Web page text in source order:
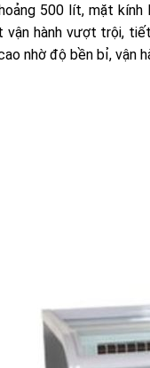
500 lít, mặt
vận hành vượt trội,
nhờ độ bền bỉ, vận